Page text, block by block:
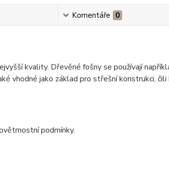
Komentáře 0
kvality. Dřevěné fošny se používají
vhodné jako základ pro střešní konstrukci,
podmínky.